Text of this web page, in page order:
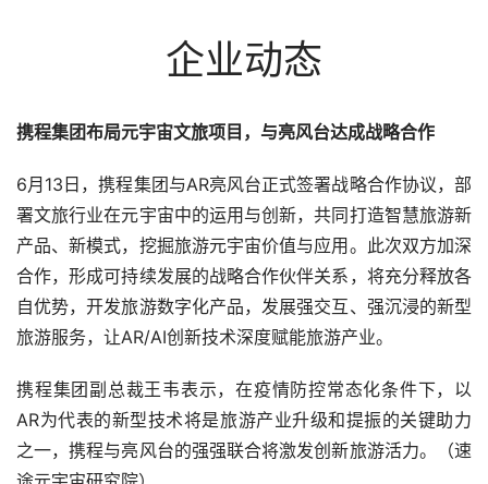
企业动态
携程集团布局元宇宙文旅项目，与亮风台达成战略合作
6月13日，携程集团与AR亮风台正式签署战略合作协议，部
署文旅行业在元宇宙中的运用与创新，共同打造智慧旅游新
产品、新模式，挖掘旅游元宇宙价值与应用。此次双方加深
合作，形成可持续发展的战略合作伙伴关系，将充分释放各
自优势，开发旅游数字化产品，发展强交互、强沉浸的新型
旅游服务，让AR/AI创新技术深度赋能旅游产业。
携程集团副总裁王韦表示，在疫情防控常态化条件下，以
AR为代表的新型技术将是旅游产业升级和提振的关键助力
之一，携程与亮风台的强强联合将激发创新旅游活力。（速